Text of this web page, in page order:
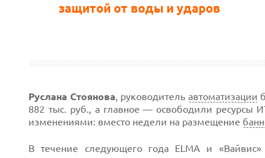
защитой от воды и ударов
Руслана Стоянова, руководитель автоматизации
882 тыс. руб., а главное — освободили ресурсы
изменениями: вместо недели на размещение
В течение следующего года ELMA и